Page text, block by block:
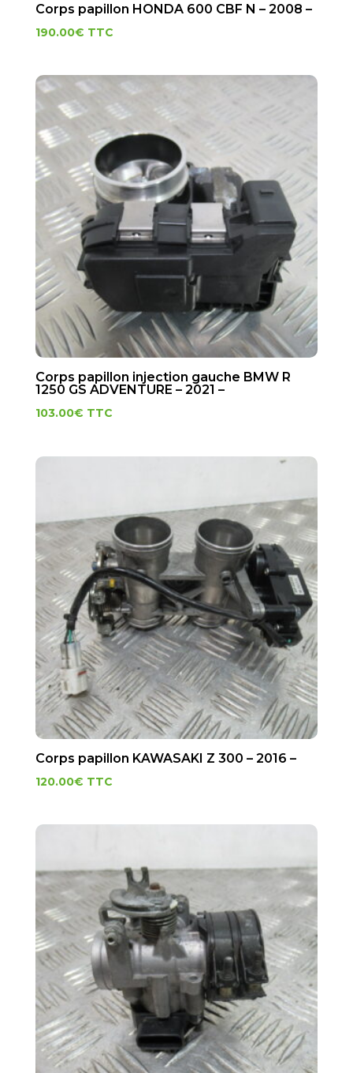
Corps papillon HONDA 600 CBF N – 2008 –
190.00€ TTC
Corps papillon injection gauche BMW R
1250 GS ADVENTURE – 2021 –
103.00€ TTC
Corps papillon KAWASAKI Z 300 – 2016 –
120.00€ TTC